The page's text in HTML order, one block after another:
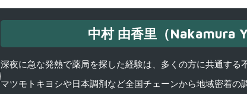
中村 由香里（Nakamura
深夜に急な発熱で薬局を探した経験は、多くの方に共通する
マツモトキヨシや日本調剤など全国チェーンから地域密着